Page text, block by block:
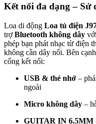
Kết nối đa dạng – Sử
Loa di động Loa tủ điện
trợBluetooth không dây
phép bạn phát nhạc từ điện
không cần dây nối. Bên
cổng kết nối:
USB & thẻ nhớ –
ngoài
Micro không dây –
GUITAR IN 6.5MM